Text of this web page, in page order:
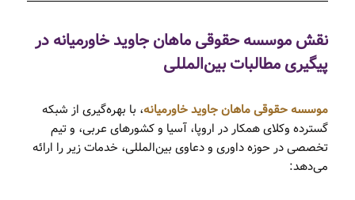
نقش موسسه حقوقی ماهان جاوید خاورمیانه در
پیگیری مطالبات بین‌المللی
موسسه حقوقی ماهان جاوید خاورمیانه، با بهره‌گیری از شبکه
گسترده وکلای همکار در اروپا، آسیا و کشورهای عربی، و تیم
تخصصی در حوزه داوری و دعاوی بین‌المللی، خدمات زیر را ارائه
می‌دهد: